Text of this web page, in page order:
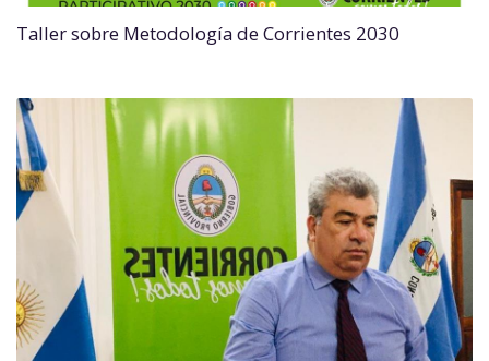
Taller sobre Metodología de Corrientes 2030